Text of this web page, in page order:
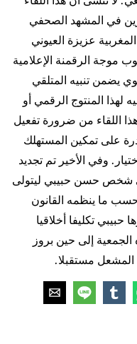
في المشهد الصحفي
المغربية عزيزة العيوني
موجة الرقمنة الإعلامية
يضمن تنبيه المتلقي
لهذا المنتوج الرقمي أو
اللقاء من ضرورة تفعيل
على تمكين المستهلك
وفي الأخير تم تجديد
شخص حسن حبيبي ليتولى
ما ينظمه القانون
حبيبي تكليفا أخلاقيا
إلى حين بروز
مستقبلا.